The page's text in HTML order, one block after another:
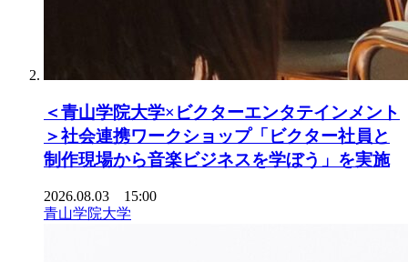
＜青山学院大学×ビクターエンタテインメント
＞社会連携ワークショップ「ビクター社員と
制作現場から音楽ビジネスを学ぼう」を実施
2026.08.03 15:00
青山学院大学